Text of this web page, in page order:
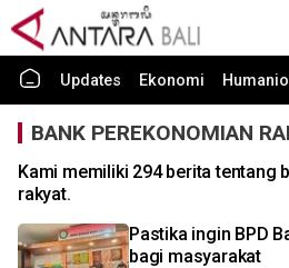
Updates Ekonomi
BANK PEREKONOMIAN
Kami memiliki 294 berita tentang
rakyat.
Pastika ingin BPD
bagi masyarakat